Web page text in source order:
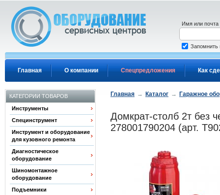
Главная О компании Спецпредложения Как
Имя или почта
Запомнить
КАТЕГОРИИ ТОВАРОВ
Инструменты
Специнструмент
Инструмент и оборудование
для кузовного ремонта
Диагностическое
оборудование
Шиномонтажное
оборудование
Подъемники
Главная → Каталог → Гаражное
Домкрат-столб 2т без
278001790204 (арт.